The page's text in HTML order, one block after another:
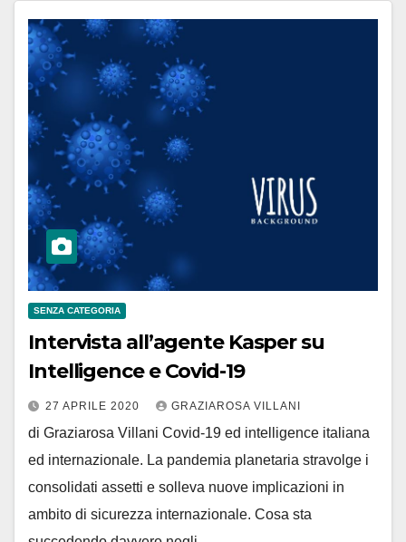
SENZA CATEGORIA
Intervista all’agente Kasper su
Intelligence e Covid-19
27 APRILE 2020 GRAZIAROSA VILLANI
di Graziarosa Villani Covid-19 ed intelligence italiana
ed internazionale. La pandemia planetaria stravolge i
consolidati assetti e solleva nuove implicazioni in
ambito di sicurezza internazionale. Cosa sta